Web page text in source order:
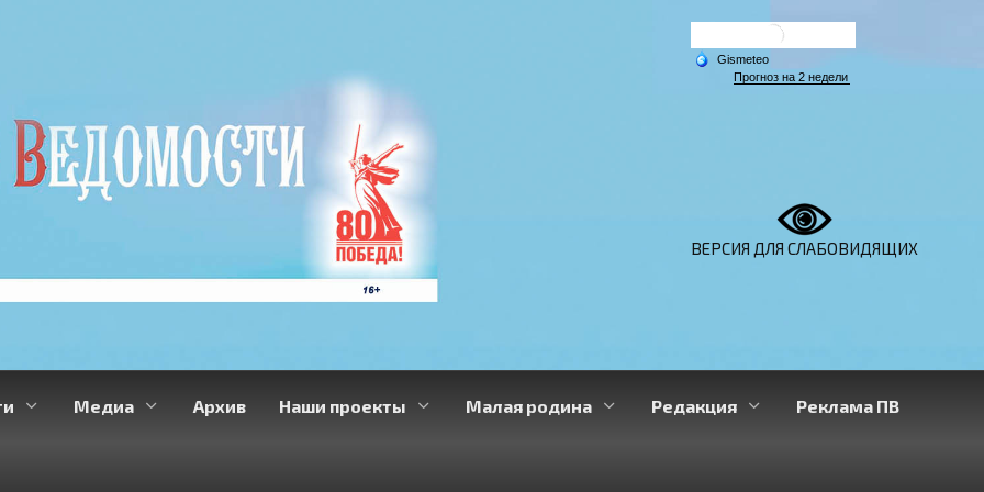
ВЕРСИЯ ДЛЯ СЛАБОВИДЯЩИХ
Медиа Архив Наши проекты Малая родина Редакция Реклама ПВ